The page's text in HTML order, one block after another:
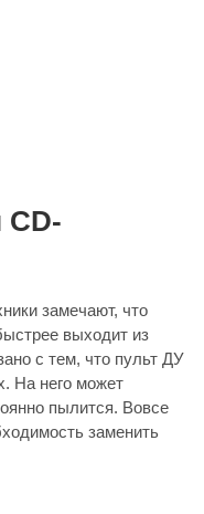
CD-
замечают, что
выходит из
с тем, что пульт ДУ
На него может
пылится. Вовсе
заменить